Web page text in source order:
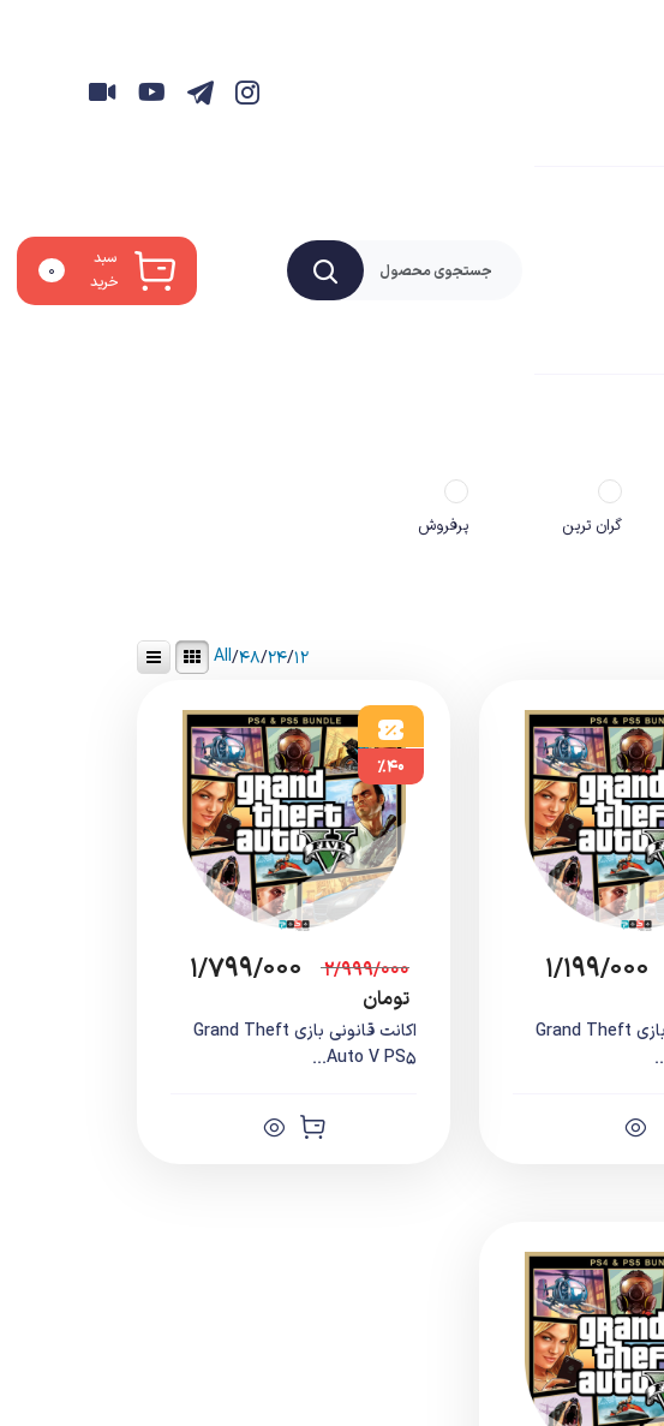
سبد
خرید
۰
گران ترین پرفروش
۱۲/۲۴/۴۸/
All
۱/۱۹۹/۰۰۰
اکانت قانونی بازی Grand Theft
%۴۰
۲/۹۹۹/۰۰۰ ۱/۷۹۹/۰۰۰
تومان
اکانت قانونی بازی Grand Theft
Auto V PS5...